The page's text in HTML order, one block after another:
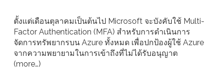
ตั้งแต่เดือนตุลาคมเป็นต้นไป Microsoft จะบังคับใช้ Multi-
Factor Authentication (MFA) สำหรับการดำเนินการ
จัดการทรัพยากรบน Azure ทั้งหมด เพื่อปกป้องผู้ใช้ Azure
จากความพยายามในการเข้าถึงที่ไม่ได้รับอนุญาต
(more…)